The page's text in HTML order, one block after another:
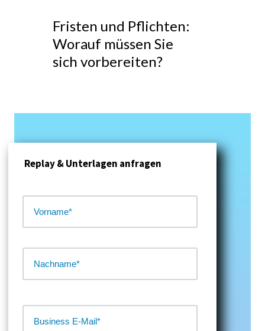
Fristen und Pflichten:
Worauf müssen Sie
sich vorbereiten?
Replay & Unterlagen anfragen